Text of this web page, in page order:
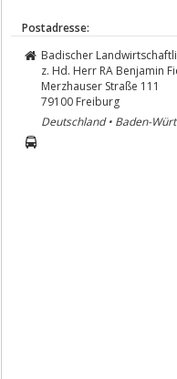
Postadresse:
Badischer
z. Hd. Herr RA Benjamin
Merzhauser Straße 111
79100 Freiburg
Deutschland • Baden-